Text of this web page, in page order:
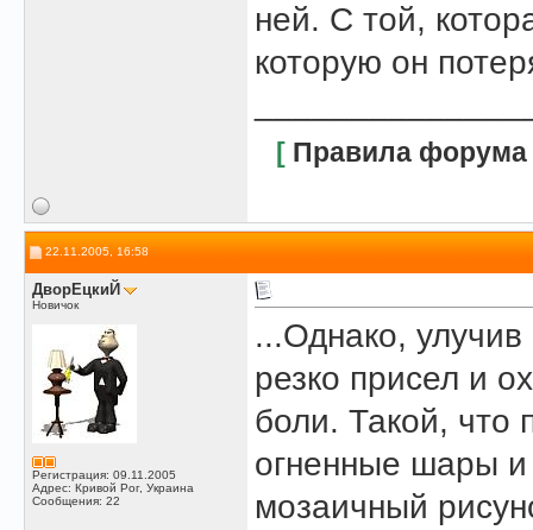
ней. С той,
которую он
[ Правила форума
22.11.2005, 16:58
ДворЕцкиЙ
Новичок
Регистрация: 09.11.2005
Адрес: Кривой Рог, Украина
Сообщения: 22
...Однако, улучив
резко присел и
боли. Такой, что
огненные шары и
мозаичный